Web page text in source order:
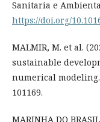
Sanitaria e
https://doi.org/
MALMIR, M. et al.
sustainable
numerical modeling.
101169.
MARINHA DO